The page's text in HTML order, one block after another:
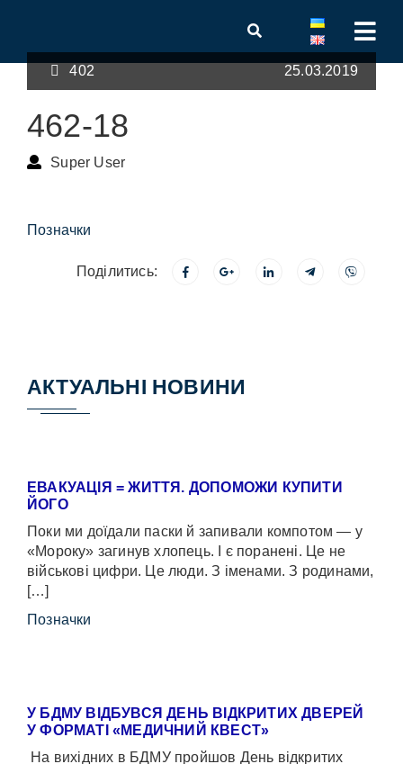
402 25.03.2019
462-18
Super User
Позначки
Поділитись:
АКТУАЛЬНІ НОВИНИ
ЕВАКУАЦІЯ = ЖИТТЯ. ДОПОМОЖИ КУПИТИ
ЙОГО
Поки ми доїдали паски й запивали компотом — у
«Мороку» загинув хлопець. І є поранені. Це не
військові цифри. Це люди. З іменами. З родинами,
[…]
Позначки
У БДМУ ВІДБУВСЯ ДЕНЬ ВІДКРИТИХ ДВЕРЕЙ
У ФОРМАТІ «МЕДИЧНИЙ КВЕСТ»
На вихідних в БДМУ пройшов День відкритих